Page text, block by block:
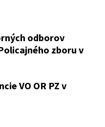
odborov
zboru v
VO OR PZ v